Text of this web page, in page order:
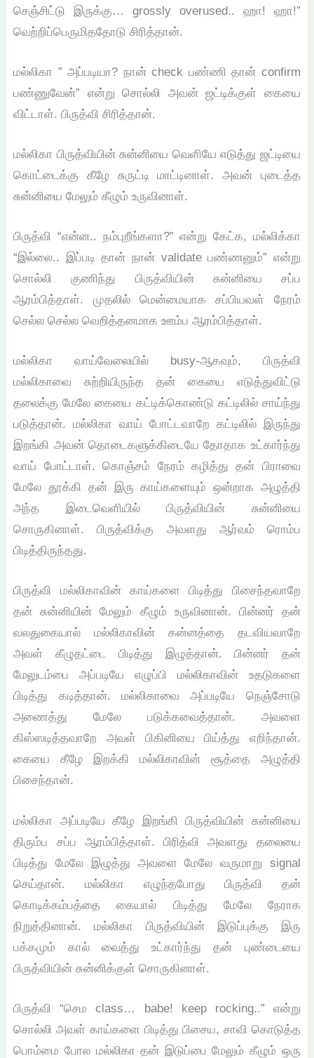
செஞ்சிட்டு இருக்கு… grossly overused.. ஹா! ஹா!”
வெற்றிப்பெருமிததோடு சிரித்தான்.
மல்லிகா ” அப்படியா? நான் check பண்ணி தான் confirm
பண்ணுவேன்” என்று சொல்லி அவன் ஜட்டிக்குள் கையை
விட்டாள். பிருத்வி சிரித்தான்.
மல்லிகா பிருத்வியின் சுன்னியை வெளியே எடுத்து ஜட்டியை
கொட்டைக்கு கீழே சுருட்டி மாட்டினாள். அவன் புடைத்த
சுன்னியை மேலும் கீழும் உருவினாள்.
பிருத்வி “என்ன.. நம்புறீங்களா?” என்று கேட்க, மல்லிக்கா
“இல்லை.. இப்படி தான் நான் validate பண்ணனும்” என்று
சொல்லி குணிந்து பிருத்வியின் சுன்னியை சப்ப
ஆரம்பித்தாள். முதலில் மென்மையாக சப்பியவள் நேரம்
செல்ல செல்ல வெறித்தனமாக ஊம்ப ஆரம்பித்தாள்.
மல்லிகா வாய்வேலையில் busy-ஆகவும், பிருத்வி
மல்லிகாவை சுற்றியிருந்த தன் கையை எடுத்துவிட்டு
தலைக்கு மேலே கையை கட்டிக்கொண்டு கட்டிலில் சாய்ந்து
படுத்தான். மல்லிகா வாய் போட்டவாறே கட்டிலில் இருந்து
இறங்கி அவன் தொடைகளுக்கிடையே தோதாக உட்கார்ந்து
வாய் போட்டாள். கொஞ்சம் நேரம் கழித்து தன் பிராவை
மேலே தூக்கி தன் இரு காய்களையும் ஒன்றாக அழுத்தி
அந்த இடைவெளியில் பிருத்வியின் சுன்னியை
சொருகினாள். பிருத்விக்கு அவளது ஆர்வம் ரொம்ப
பிடித்திருந்தது.
பிருத்வி மல்லிகாவின் காய்களை பிடித்து பிசைந்தவாறே
தன் சுன்னியின் மேலும் கீழும் உருவினான். பின்னர் தன்
வலதுகையால் மல்லிகாவின் கன்னத்தை தடவியவாறே
அவள் கீழுதட்டை பிடித்து இழுத்தான். பின்னர் தன்
மேலுடம்பை அப்படியே எழுப்பி மல்லிகாவின் உதடுகளை
பிடித்து கடித்தான். மல்லிகாவை அப்படியே நெஞ்சோடு
அணைத்து மேலே படுக்கவைத்தான். அவளை
கிஸ்ஸடித்தவாறே அவள் பிகினியை பிய்த்து எறிந்தான்.
கையை கீழே இறக்கி மல்லிகாவின் சூத்தை அழுத்தி
பிசைந்தான்.
மல்லிகா அப்படியே கீழே இறங்கி பிருத்வியின் சுன்னியை
திரும்ப சப்ப ஆரம்பித்தாள். பிரித்வி அவளது தலையை
பிடித்து மேலே இழுத்து அவளை மேலே வருமாறு signal
செய்தான். மல்லிகா எழுந்தபோது பிருத்வி தன்
கொடிக்கம்பத்தை கையால் பிடித்து மேலே நேராக
நிறுத்தினான். மல்லிகா பிருத்வியின் இடுப்புக்கு இரு
பக்கமும் கால் வைத்து உட்கார்ந்து தன் புண்டையை
பிருத்வியின் சுன்னிக்குள் சொருகினாள்.
பிருத்வி “செம class… babe! keep rocking..” என்று
சொல்லி அவள் காய்களை பிடித்து பிசைய, சாவி கொடுத்த
பொம்மை போல மல்லிகா தன் இடுப்பை மேலும் கீழும் ஒரு